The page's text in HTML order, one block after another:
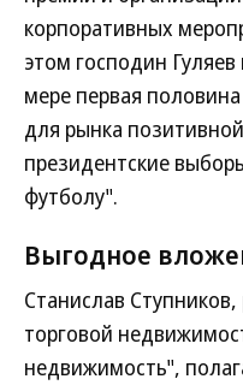
корпоративных
этом господин
мере первая
для рынка
президентские
футболу".
Выгодное
Станислав
торговой
недвижимость",